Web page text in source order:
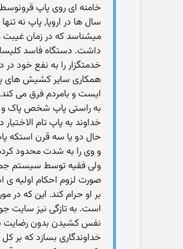
خامنه ای روی پاپ
سال ها در اروپا, پاپ نه
میشناسد که در زمان غیبت
داشت. دستگاه فاسد
خدمتگزار را به نفع خود
همکاری سایر کشیش های
ایست و بامردم فرق می
به راستی پاپ شخص پاک و
خداوند به پاپ تام
حال دو یا سه قرن استکه
و وی را به شدت محدود
ولی فقیه توسط سیستم
صورت لزوم احکام اولیه ی
بر او حرام کند. این که در
است. به تازگی نیز سایت
نفس کشیدن بدون رضایت
خداوندگاری بسازد که بر